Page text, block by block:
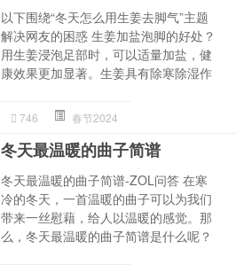
以下围绕“冬天怎么用生姜去脚气”主题
解决网友的困惑 生姜加盐泡脚的好处？
用生姜浸泡足部时，可以适量加盐，健
康效果更加显著。生姜具有除寒除湿作
746 春节2024
冬天最温暖的曲子简谱
冬天最温暖的曲子简谱-ZOL问答 在寒
冷的冬天，一首温暖的曲子可以为我们
带来一丝慰藉，给人以温暖的感觉。那
么，冬天最温暖的曲子简谱是什么呢？